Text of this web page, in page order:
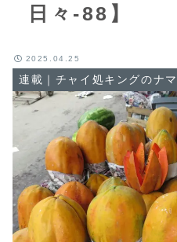
日々-88】
連載｜チャイ処キングのナ
2025.04.25